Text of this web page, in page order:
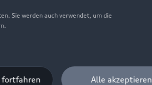
Sie werden auch verwendet, um die
Alle akzeptieren
fortfahren